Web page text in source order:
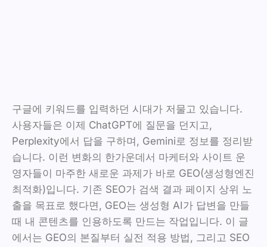
구글에 키워드를 입력하던 시대가 저물고 있습니다.
사용자들은 이제 ChatGPT에 질문을 던지고,
Perplexity에서 답을 구하며, Gemini로 정보를 정리받
습니다. 이런 변화의 한가운데서 마케터와 사이트 운
영자들이 마주한 새로운 과제가 바로 GEO(생성형엔진
최적화)입니다. 기존 SEO가 검색 결과 페이지 상위 노
출을 목표로 했다면, GEO는 생성형 AI가 답변을 만들
때 내 콘텐츠를 인용하도록 만드는 작업입니다. 이 글
에서는 GEO의 본질부터 실전 적용 방법, 그리고 SEO